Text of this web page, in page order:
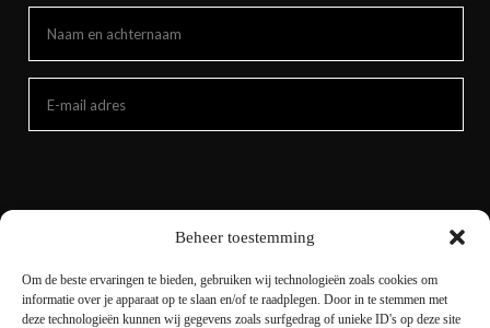
Beheer toestemming
Om de beste ervaringen te bieden, gebruiken wij technologieën zoals cookies om
informatie over je apparaat op te slaan en/of te raadplegen. Door in te stemmen met
deze technologieën kunnen wij gegevens zoals surfgedrag of unieke ID's op deze site